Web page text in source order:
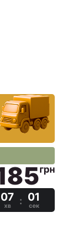
грн
07
хв
01
сек